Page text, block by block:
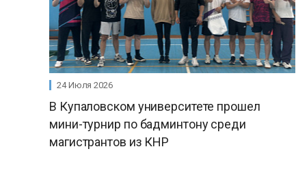
24 Июля 2026
В Купаловском университете прошел
мини-турнир по бадминтону среди
магистрантов из КНР